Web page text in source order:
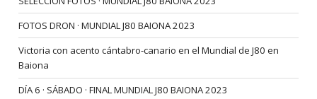
FOTOS DRON · MUNDIAL J80 BAIONA 2023
Victoria con acento cántabro-canario en el Mundial de J80 en
Baiona
DÍA 6 · SÁBADO · FINAL MUNDIAL J80 BAIONA 2023